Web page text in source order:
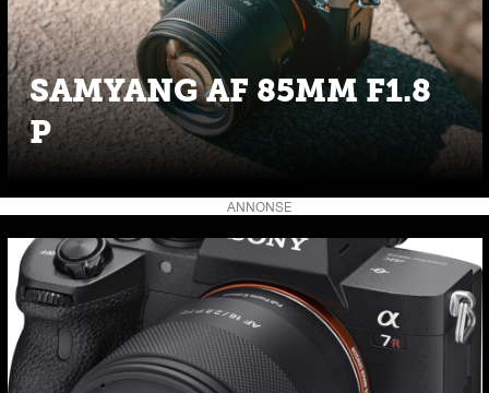
SAMYANG AF 85MM F1.8
P
ANNONSE